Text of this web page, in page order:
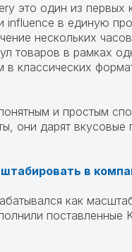
это один из первых
influence в единую
нескольких
товаров в рамках
в классических
и простым
они дарят
в
как
поставленные